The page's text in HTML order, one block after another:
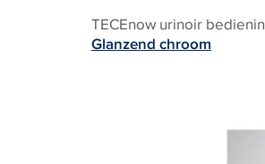
TECEnow urinoir
Glanzend chroom